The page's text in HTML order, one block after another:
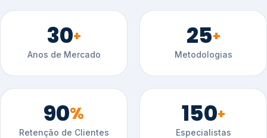
30+
Anos de Mercado
25+
Metodologias
90%
Retenção de Clientes
150+
Especialistas